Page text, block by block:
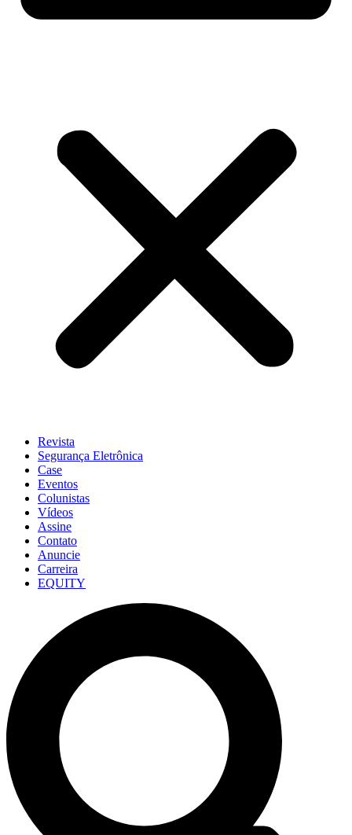
Revista
Segurança Eletrônica
Case
Eventos
Colunistas
Vídeos
Assine
Contato
Anuncie
Carreira
EQUITY